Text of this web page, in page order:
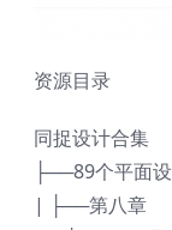
资源目录
同捉设计合集
├──89个平面
| ├──第八章